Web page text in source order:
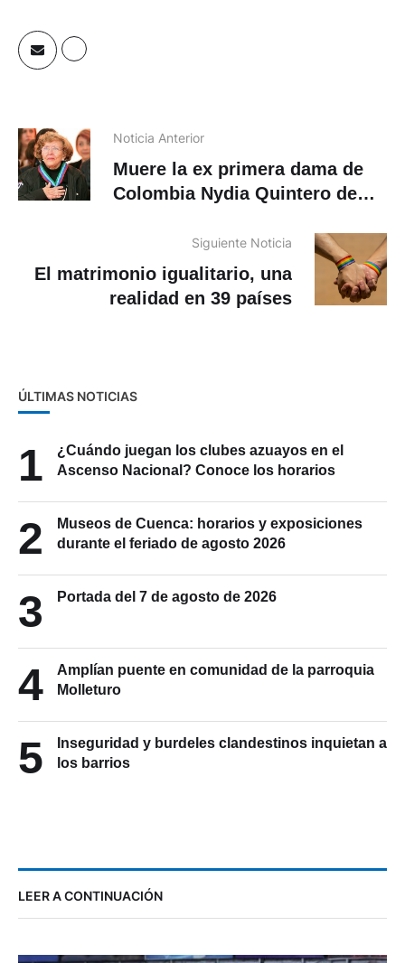
Noticia Anterior
Muere la ex primera dama de
Colombia Nydia Quintero de
Siguiente Noticia
El matrimonio igualitario, una
realidad en 39 países
ÚLTIMAS NOTICIAS
1
¿Cuándo juegan los clubes azuayos en el
Ascenso Nacional? Conoce los horarios
2
Museos de Cuenca: horarios y exposiciones
durante el feriado de agosto 2026
3 Portada del 7 de agosto de 2026
4
Amplían puente en comunidad de la parroquia
Molleturo
5
Inseguridad y burdeles clandestinos inquietan a
los barrios
LEER A CONTINUACIÓN